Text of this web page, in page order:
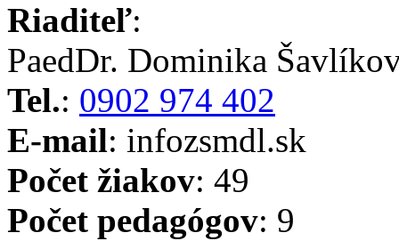
Riaditeľ:
PaedDr. Dominika
Tel.: 0902 974 402
E-mail: infozsmdl.sk
Počet žiakov: 49
Počet pedagógov: 9